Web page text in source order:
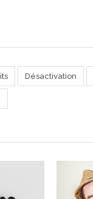
Désactivation